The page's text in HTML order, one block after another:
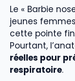
Le « Barbie
jeunes
cette pointe
Pourtant,
réelles pour
respiratoire.